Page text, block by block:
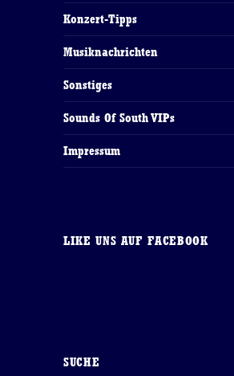
Konzert-Tipps
Musiknachrichten
Sonstiges
Sounds Of South VIPs
Impressum
LIKE UNS AUF FACEBOOK
SUCHE